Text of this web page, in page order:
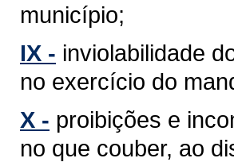
município;
IX - inviolabilidade
no exercício do
X - proibições e
no que couber, ao